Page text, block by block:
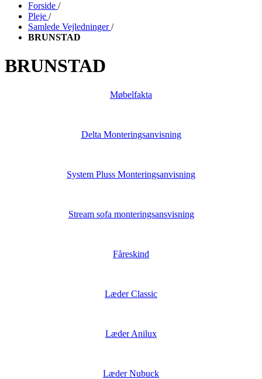
Forside /
Pleje /
Samlede Vejledninger /
BRUNSTAD
BRUNSTAD
Møbelfakta
Delta Monteringsanvisning
System Pluss Monteringsanvisning
Stream sofa monteringsansvisning
Fåreskind
Læder Classic
Læder Anilux
Læder Nubuck